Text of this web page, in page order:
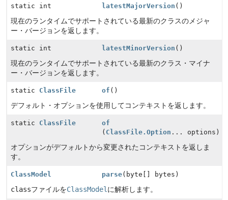
static int latestMajorVersion ()
現在のランタイムでサポートされている最新のクラスのメジャ
ー・バージョンを返します。
static int latestMinorVersion ()
現在のランタイムでサポートされている最新のクラス・マイナ
ー・バージョンを返します。
static ClassFile of ()
デフォルト・オプションを使用してコンテキストを返します。
static ClassFile
of
( ClassFile.Option ... options)
オプションがデフォルトから変更されたコンテキストを返しま
す。
ClassModel parse(byte[] bytes)
classファイルをClassModel に解析します。